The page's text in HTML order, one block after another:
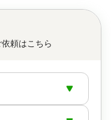
頼はこちら